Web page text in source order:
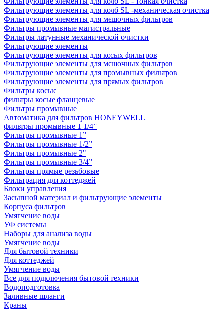
Фильтрующие элементы для колб SL -механическая очистка
Фильтрующие элементы для мешочных фильтров
Фильтры промывные магистральные
Фильтры латунные механической очистки
Фильтрующие элементы
Фильтрующие элементы для косых фильтров
Фильтрующие элементы для мешочных фильтров
Фильтрующие элементы для промывных фильтров
Фильтрующие элементы для прямых фильтров
Фильтры косые
фильтры косые фланцевые
Фильтры промывные
Автоматика для фильтров HONEYWELL
фильтры промывные 1 1/4”
Фильтры промывные 1”
Фильтры промывные 1/2”
Фильтры промывные 2"
Фильтры промывные 3/4”
Фильтры прямые резьбовые
Фильтрация для коттеджей
Блоки управления
Засыпной материал и фильтрующие элементы
Корпуса фильтров
Умягчение воды
УФ системы
Наборы для анализа воды
Умягчение воды
Для бытовой техники
Для коттеджей
Умягчение воды
Все для подключения бытовой техники
Водоподготовка
Заливные шланги
Краны